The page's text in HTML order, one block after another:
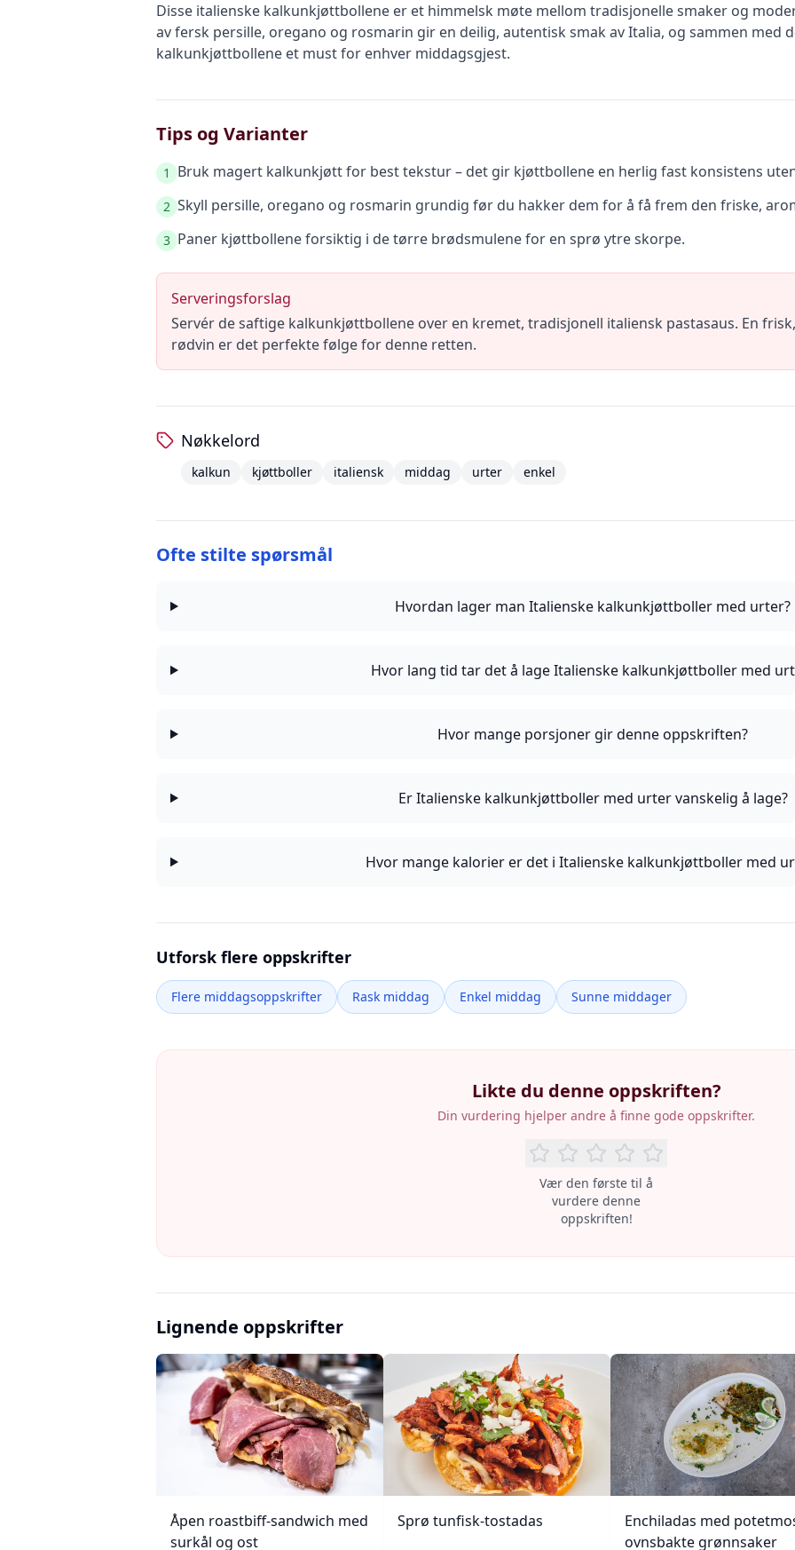
Disse italienske kalkunkjøttbollene er et himmelsk møte mellom tradisjonelle smaker og
av fersk persille, oregano og rosmarin gir en deilig, autentisk smak av Italia, og sammen med
kalkunkjøttbollene et must for enhver middagsgjest.
Tips og Varianter
1 Bruk magert kalkunkjøtt for best tekstur – det gir kjøttbollene en herlig fast konsistens
2 Skyll persille, oregano og rosmarin grundig før du hakker dem for å få frem den friske,
3 Paner kjøttbollene forsiktig i de tørre brødsmulene for en sprø ytre skorpe.
Serveringsforslag
Servér de saftige kalkunkjøttbollene over en kremet, tradisjonell italiensk pastasaus. En
rødvin er det perfekte følge for denne retten.
Nøkkelord
kalkun kjøttboller italiensk middag urter enkel
Ofte stilte spørsmål
Hvordan lager man Italienske kalkunkjøttboller med urter?
Hvor lang tid tar det å lage Italienske kalkunkjøttboller med
Hvor mange porsjoner gir denne oppskriften?
Er Italienske kalkunkjøttboller med urter vanskelig å lage?
Hvor mange kalorier er det i Italienske kalkunkjøttboller med
Utforsk flere oppskrifter
Flere middagsoppskrifter Rask middag Enkel middag Sunne middager
Likte du denne oppskriften?
Din vurdering hjelper andre å finne gode oppskrifter.
Vær den første til å
vurdere denne
oppskriften!
Lignende oppskrifter
Åpen roastbiff-sandwich med
surkål og ost
Sprø tunfisk-tostadas
Enchiladas med
ovnsbakte grønnsaker